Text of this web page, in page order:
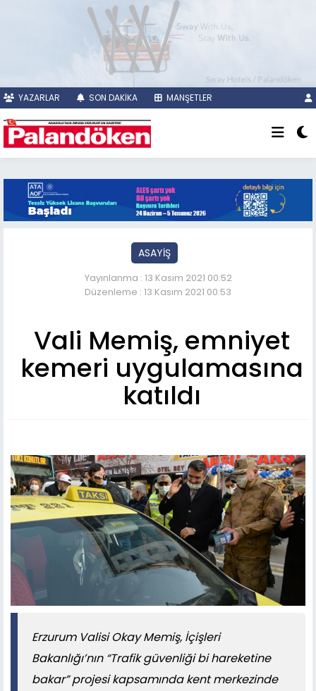
YAZARLAR SON DAKİKA MANŞETLER
ASAYİŞ
Yayınlanma : 13 Kasım 2021 00:52
Düzenleme : 13 Kasım 2021 00:53
Vali Memiş, emniyet
kemeri uygulamasına
katıldı
Erzurum Valisi Okay Memiş, İçişleri
Bakanlığı’nın “Trafik güvenliği bi hareketine
bakar” projesi kapsamında kent merkezinde